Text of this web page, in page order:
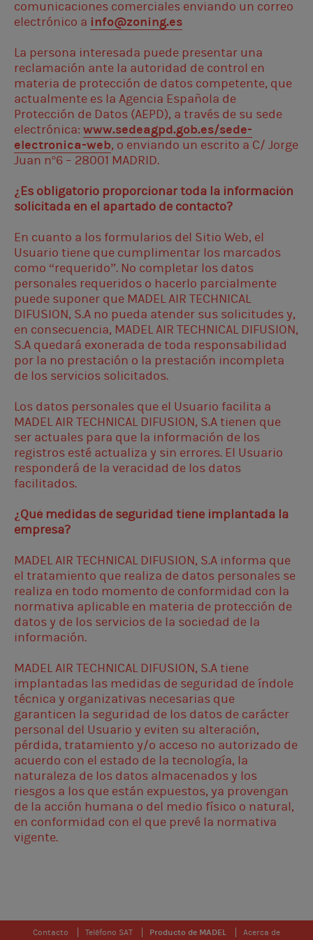
comunicaciones comerciales enviando un correo
electrónico a info@zoning.es
La persona interesada puede presentar una
reclamación ante la autoridad de control en
materia de protección de datos competente, que
actualmente es la Agencia Española de
Protección de Datos (AEPD), a través de su sede
electrónica: www.sedeagpd.gob.es/sede-
electronica-web, o enviando un escrito a C/ Jorge
Juan nº6 – 28001 MADRID.
¿Es obligatorio proporcionar toda la información
solicitada en el apartado de contacto?
En cuanto a los formularios del Sitio Web, el
Usuario tiene que cumplimentar los marcados
como “requerido”. No completar los datos
personales requeridos o hacerlo parcialmente
puede suponer que MADEL AIR TECHNICAL
DIFUSION, S.A no pueda atender sus solicitudes y,
en consecuencia, MADEL AIR TECHNICAL DIFUSION,
S.A quedará exonerada de toda responsabilidad
por la no prestación o la prestación incompleta
de los servicios solicitados.
Los datos personales que el Usuario facilita a
MADEL AIR TECHNICAL DIFUSION, S.A tienen que
ser actuales para que la información de los
registros esté actualiza y sin errores. El Usuario
responderá de la veracidad de los datos
facilitados.
¿Qué medidas de seguridad tiene implantada la
empresa?
MADEL AIR TECHNICAL DIFUSION, S.A informa que
el tratamiento que realiza de datos personales se
realiza en todo momento de conformidad con la
normativa aplicable en materia de protección de
datos y de los servicios de la sociedad de la
información.
MADEL AIR TECHNICAL DIFUSION, S.A tiene
implantadas las medidas de seguridad de índole
técnica y organizativas necesarias que
garanticen la seguridad de los datos de carácter
personal del Usuario y eviten su alteración,
pérdida, tratamiento y/o acceso no autorizado de
acuerdo con el estado de la tecnología, la
naturaleza de los datos almacenados y los
riesgos a los que están expuestos, ya provengan
de la acción humana o del medio físico o natural,
en conformidad con el que prevé la normativa
vigente.
Contacto Teléfono SAT Producto de MADEL Acerca de